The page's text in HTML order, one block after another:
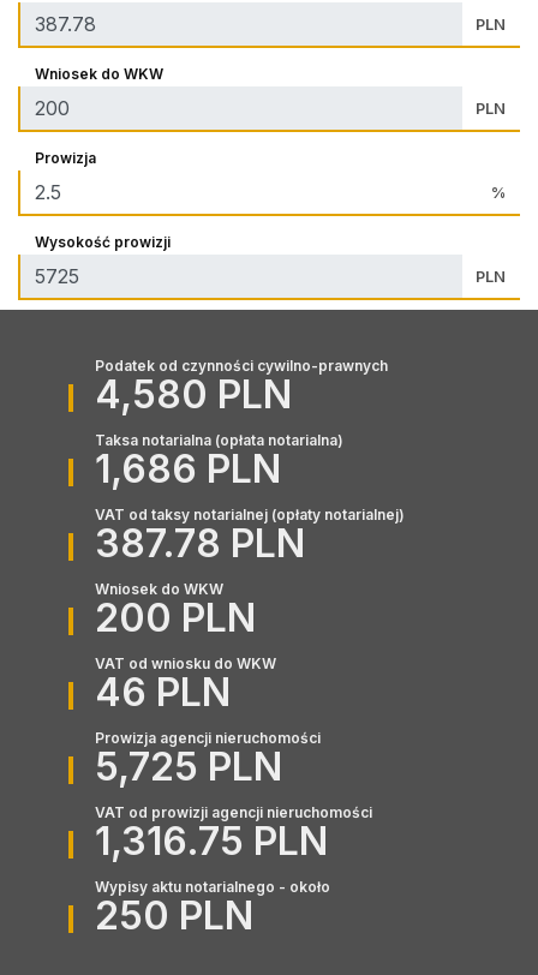
PLN
Wniosek do WKW
PLN
Prowizja
%
Wysokość prowizji
PLN
Podatek od czynności cywilno-prawnych
4,580 PLN
Taksa notarialna (opłata notarialna)
1,686 PLN
VAT od taksy notarialnej (opłaty notarialnej)
387.78 PLN
Wniosek do WKW
200 PLN
VAT od wniosku do WKW
46 PLN
Prowizja agencji nieruchomości
5,725 PLN
VAT od prowizji agencji nieruchomości
1,316.75 PLN
Wypisy aktu notarialnego - około
250 PLN